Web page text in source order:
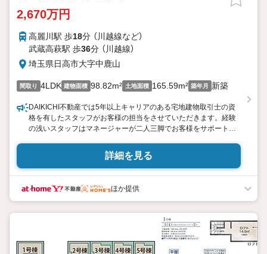
2,670万円
高麗川駅 歩18分 （川越線など）
武蔵高萩駅 歩36分 （川越線）
埼玉県日高市大字中鹿山
間取り 4LDK 建物面積 98.82m² 土地面積 165.59m² 築年月 新築
DAIKICHI不動産では5年以上キャリアのある宅地建物取引士の資
格を有したスタッフがお客様の担当をさせていただきます。経験
の浅いスタッフはマネージャーが二人三脚でお客様をサポート致
ますので、安心、安全のお取引ができる事をお約束いたします。
住宅ローンや火災保険、ライフライン（電気、ガス、水道等）や税
金の控除手続きまで、不動産購入に関わる全ての手続きを私共が
すのでご安心ください。 その他物件以外にかかる諸経費につい
て、「どこに、なんで、いくら」全てご説明いたします。 いつでも
お気軽にお問い合わせください。
詳細を見る
ほか提供